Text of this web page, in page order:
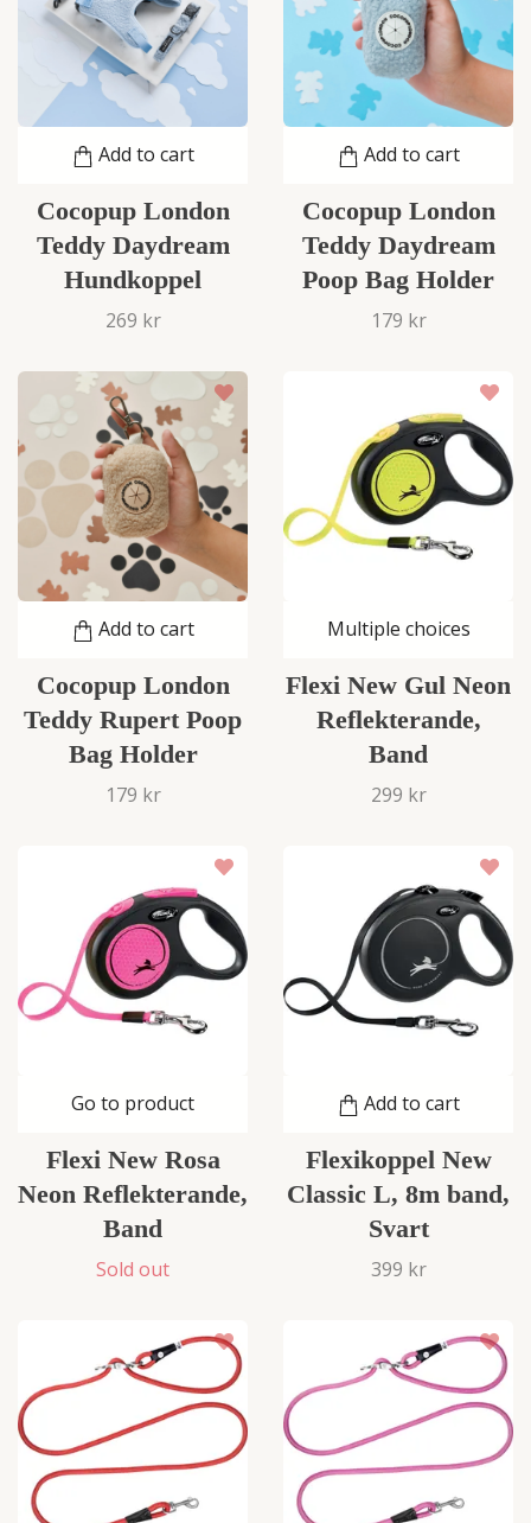
Add to cart
Cocopup London
Teddy Daydream
Hundkoppel
269 kr
Add to cart
Cocopup London
Teddy Daydream
Poop Bag Holder
179 kr
Add to cart
Cocopup London
Teddy Rupert Poop
Bag Holder
179 kr
Multiple choices
Flexi New Gul Neon
Reflekterande,
Band
299 kr
Go to product
Flexi New Rosa
Neon Reflekterande,
Band
Sold out
Add to cart
Flexikoppel New
Classic L, 8m band,
Svart
399 kr